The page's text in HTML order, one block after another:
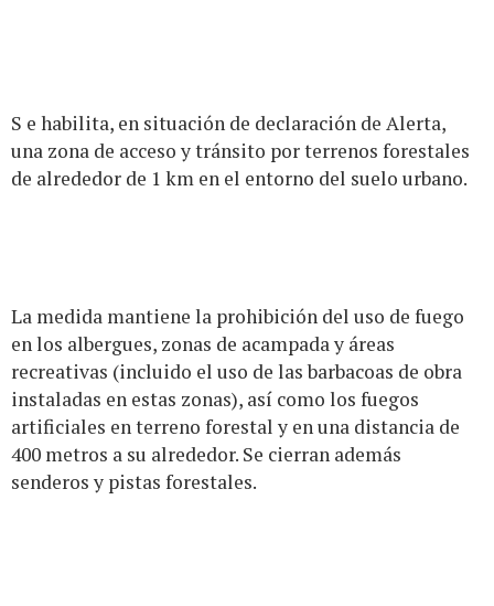
S e habilita, en situación de declaración de Alerta,
una zona de acceso y tránsito por terrenos forestales
de alrededor de 1 km en el entorno del suelo urbano.
La medida mantiene la prohibición del uso de fuego
en los albergues, zonas de acampada y áreas
recreativas (incluido el uso de las barbacoas de obra
instaladas en estas zonas), así como los fuegos
artificiales en terreno forestal y en una distancia de
400 metros a su alrededor. Se cierran además
senderos y pistas forestales.